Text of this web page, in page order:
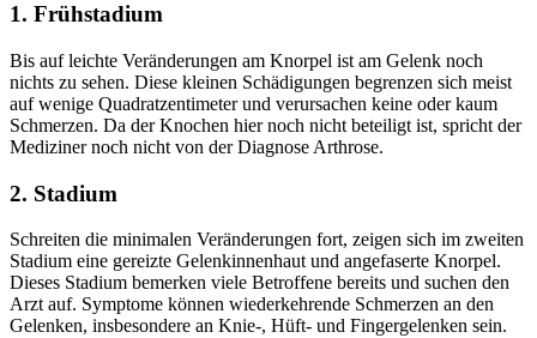
1. Frühstadium
Bis auf leichte Veränderungen am Knorpel ist am Gelenk noch
nichts zu sehen. Diese kleinen Schädigungen begrenzen sich meist
auf wenige Quadratzentimeter und verursachen keine oder kaum
Schmerzen. Da der Knochen hier noch nicht beteiligt ist, spricht der
Mediziner noch nicht von der Diagnose Arthrose.
2. Stadium
Schreiten die minimalen Veränderungen fort, zeigen sich im zweiten
Stadium eine gereizte Gelenkinnenhaut und angefaserte Knorpel.
Dieses Stadium bemerken viele Betroffene bereits und suchen den
Arzt auf. Symptome können wiederkehrende Schmerzen an den
Gelenken, insbesondere an Knie-, Hüft- und Fingergelenken sein.